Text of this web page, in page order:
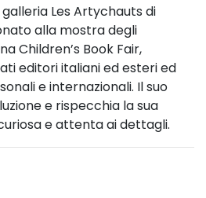
Les Artychauts di
alla mostra degli
Children’s Book Fair,
editori italiani ed esteri ed
e internazionali. Il suo
e rispecchia la sua
e attenta ai dettagli.